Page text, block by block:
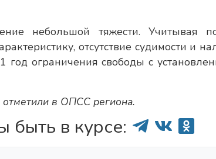
небольшой тяжести. Учитывая
отсутствие судимости и
год ограничения свободы с
в ОПСС региона.
быть в курсе: